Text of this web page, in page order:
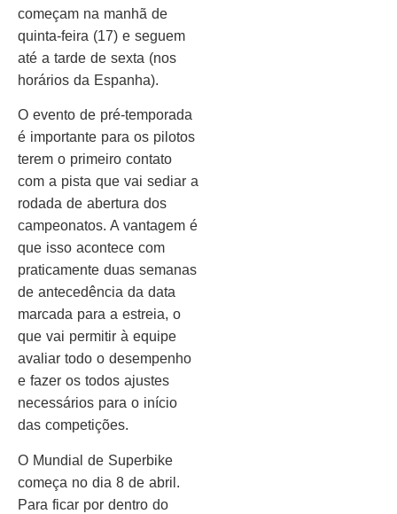
começam na manhã de
quinta-feira (17) e seguem
até a tarde de sexta (nos
horários da Espanha).
O evento de pré-temporada
é importante para os pilotos
terem o primeiro contato
com a pista que vai sediar a
rodada de abertura dos
campeonatos. A vantagem é
que isso acontece com
praticamente duas semanas
de antecedência da data
marcada para a estreia, o
que vai permitir à equipe
avaliar todo o desempenho
e fazer os todos ajustes
necessários para o início
das competições.
O Mundial de Superbike
começa no dia 8 de abril.
Para ficar por dentro do